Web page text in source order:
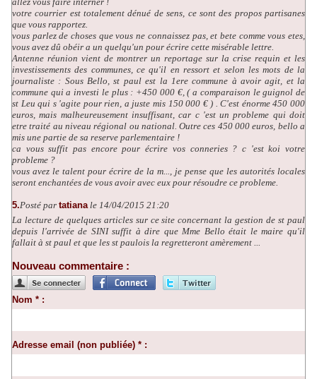
votre courrier est totalement dénué de sens, ce sont des propos partisanes
que vous rapportez.
vous parlez de choses que vous ne connaissez pas, et bete comme vous etes,
vous avez dû obéir a un quelqu'un pour écrire cette misérable lettre.
Antenne réunion vient de montrer un reportage sur la crise requin et les
investissements des communes, ce qu'il en ressort et selon les mots de la
journaliste : Sous Bello, st paul est la 1ere commune à avoir agit, et la
commune qui a investi le plus : +450 000 €, ( a comparaison le guignol de
st Leu qui s 'agite pour rien, a juste mis 150 000 € ) . C'est énorme 450 000
euros, mais malheureusement insuffisant, car c 'est un probleme qui doit
etre traité au niveau régional ou national. Outre ces 450 000 euros, bello a
mis une partie de sa reserve parlementaire !
ca vous suffit pas encore pour écrire vos conneries ? c 'est koi votre
probleme ?
vous avez le talent pour écrire de la m..., je pense que les autorités locales
seront enchantées de vous avoir avec eux pour résoudre ce probleme.
5.Posté par tatiana le 14/04/2015 21:20
La lecture de quelques articles sur ce site concernant la gestion de st paul
depuis l'arrivée de SINI suffit à dire que Mme Bello était le maire qu'il
fallait à st paul et que les st paulois la regretteront amèrement ...
Nouveau commentaire :
Nom * :
Adresse email (non publiée) * :